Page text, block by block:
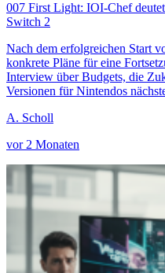
007 First Light: IOI-Chef
Switch 2
Nach dem erfolgreichen Start
konkrete Pläne für eine
Interview über Budgets, die
Versionen für Nintendos
A. Scholl
vor 2 Monaten